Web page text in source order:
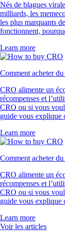
Nés de blagues
milliards, les
les plus marquants
fonctionnent,
Learn more
Comment acheter
CRO alimente un
récompenses et
CRO ou si vous
guide vous explique
Learn more
Comment acheter
CRO alimente un
récompenses et
CRO ou si vous
guide vous explique
Learn more
Voir les articles